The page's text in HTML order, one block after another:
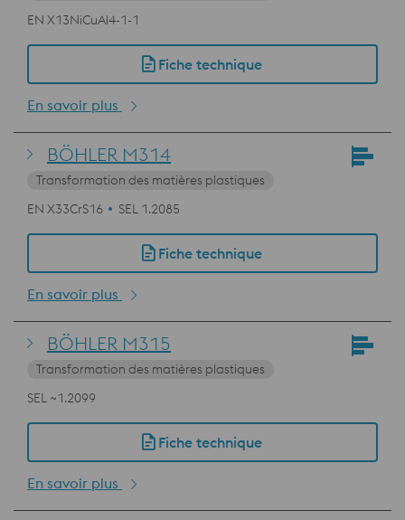
EN X13NiCuAl4-1-1
Fiche technique
En savoir plus
BÖHLER M314
Transformation des matières plastiques
EN X33CrS16
SEL 1.2085
Fiche technique
En savoir plus
BÖHLER M315
Transformation des matières plastiques
SEL ~1.2099
Fiche technique
En savoir plus